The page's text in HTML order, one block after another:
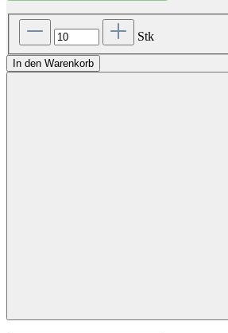
Stk
In den Warenkorb